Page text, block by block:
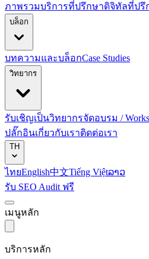
ภาพรวมบริการที่ปรึกษาดิจิทัลที่ปรึ
บล็อก
บทความและบล็อกCase Studies
วิทยากร
รับเชิญเป็นวิทยากรจัดอบรม /
ปลั๊กอินเกี่ยวกับเราติดต่อเรา
TH
ไทยEnglish中文Tiếng Việtລາວ
รับ SEO Audit ฟรี
เมนูหลัก
บริการหลัก